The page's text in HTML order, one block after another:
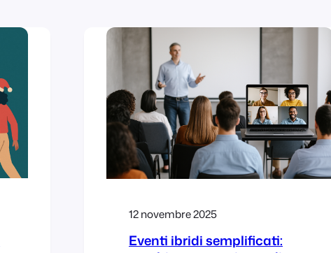
FooEvents per WooCommerce.
12 novembre 2025
Eventi ibridi semplificati: